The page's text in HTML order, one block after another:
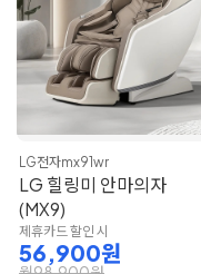
LG전자mx91wr
LG 힐링미 안마의자
(MX9)
제휴카드 할인 시
56,900원